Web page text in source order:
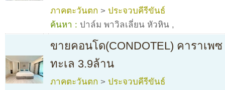
ภาคตะวันตก > ประจวบคีรีขันธ์
ค้นหา : ปาล์ม พาวิลเลี่ยน หัวหิน ,
ขายคอนโด(CONDOTEL) คาราเพ
ทะเล 3.9ล้าน
ภาคตะวันตก > ประจวบคีรีขันธ์